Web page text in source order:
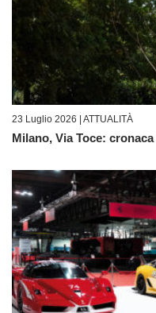
23 Luglio 2026 | ATTUALITÀ
Milano, Via Toce: